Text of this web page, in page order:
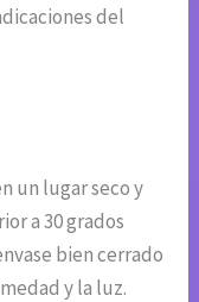
del
un lugar seco y
a 30 grados
bien cerrado
y la luz.